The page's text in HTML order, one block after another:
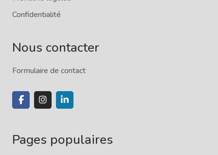
Confidentialité
Nous contacter
Formulaire de contact
Pages populaires